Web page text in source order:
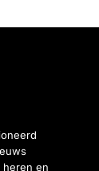
heren en